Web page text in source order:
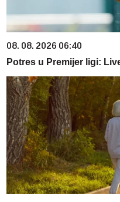
08. 08. 2026 06:40
Potres u Premijer ligi: